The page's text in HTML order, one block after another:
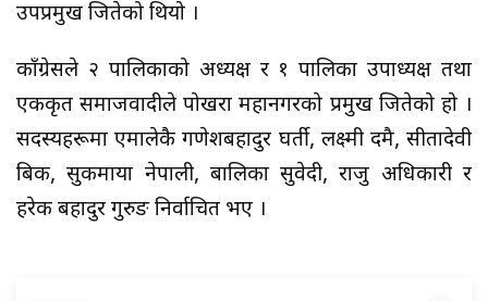
उपप्रमुख जितेको थियो ।
काँग्रेसले २ पालिकाको अध्यक्ष र १ पालिका उपाध्यक्ष तथा
एकीकृत समाजवादीले पोखरा महानगरको प्रमुख जितेको हो ।
सदस्यहरूमा एमालेकै गणेशबहादुर घर्ती, लक्ष्मी दमै, सीतादेवी
बिक, सुकमाया नेपाली, बालिका सुवेदी, राजु अधिकारी र
हरेक बहादुर गुरुङ निर्वाचित भए ।